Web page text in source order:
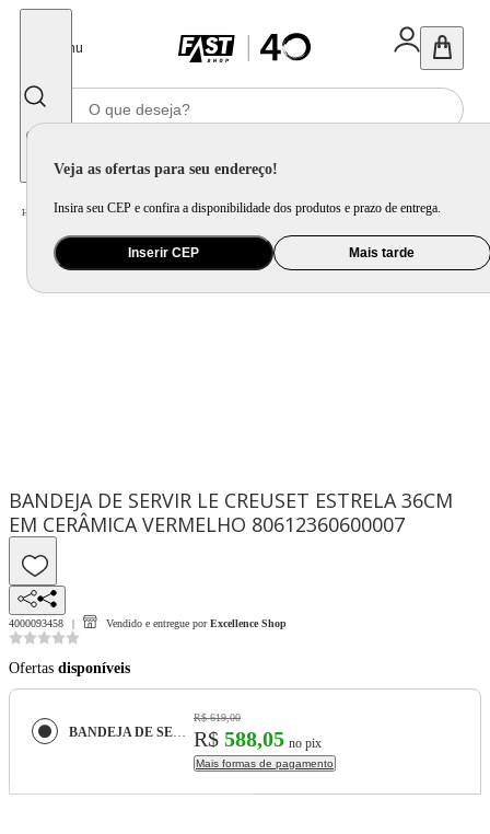
Menu
Veja as ofertas para seu endereço!
Insira seu CEP e confira a disponibilidade dos produtos e prazo de entrega.
Inserir CEP Mais tarde
Home Utilidade Doméstica Mesa / Servir
BANDEJA DE SERVIR LE CREUSET ESTRELA 36CM
EM CERÂMICA VERMELHO 80612360600007
4000093458 Vendido e entregue por Excellence Shop
Ofertas disponíveis
BANDEJA DE SERVIR LE CREUSET ESTRELA 36CM EM CERÂMICA VERMELHO 80612360600007
R$ 619,00
R$ 588,05 no pix
Mais formas de pagamento